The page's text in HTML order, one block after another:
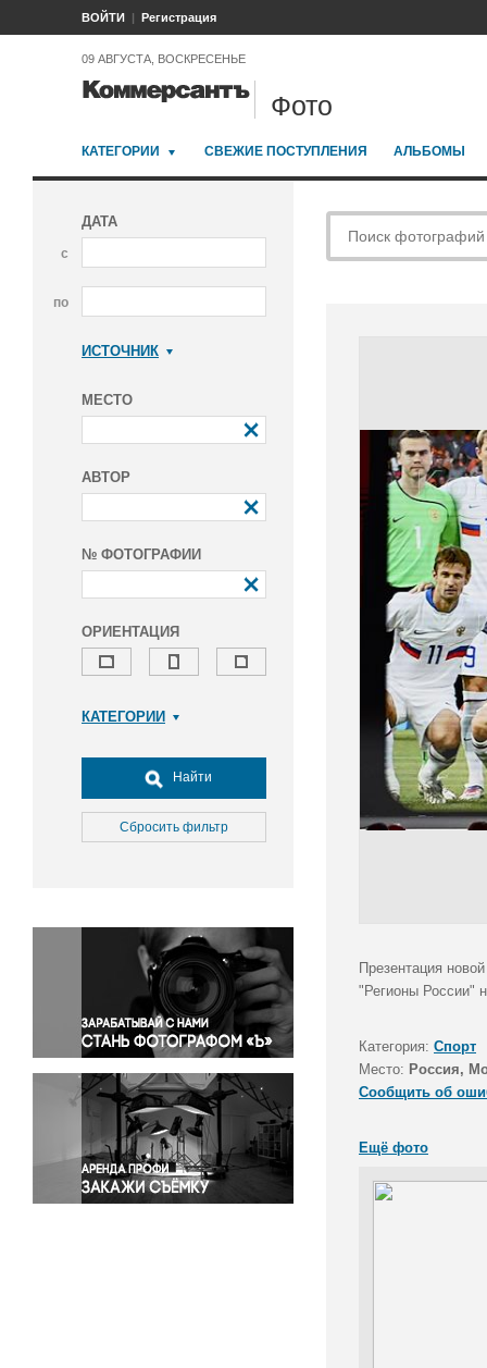
ВОЙТИ Регистрация
09 АВГУСТА, ВОСКРЕСЕНЬЕ
Фото
КАТЕГОРИИ СВЕЖИЕ ПОСТУПЛЕНИЯ АЛЬБОМЫ
ДАТА
с
по
ИСТОЧНИК
МЕСТО
АВТОР
№ ФОТОГРАФИИ
ОРИЕНТАЦИЯ
КАТЕГОРИИ
Досуг, туризм и отдых
Культура
Медицина
Окружающая среда
Политика
Правосудие
Происшествия и конфликты
Религия
Светская жизнь
Спорт
Экология
Экономика и бизнес
Найти
Сбросить фильтр
Презентация
"Регионы России"
Категория: Спорт
Место: Россия,
Сообщить об
Ещё фото